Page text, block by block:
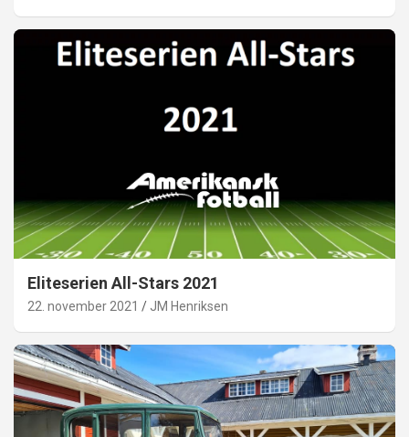
Eliteserien All-Stars 2021
22. november 2021 JM Henriksen